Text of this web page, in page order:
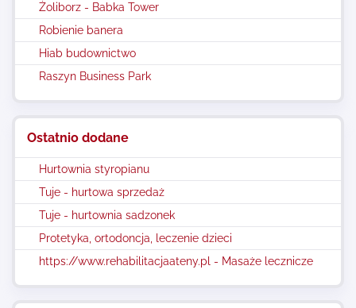
Żoliborz - Babka Tower
Robienie banera
Hiab budownictwo
Raszyn Business Park
Ostatnio dodane
Hurtownia styropianu
Tuje - hurtowa sprzedaż
Tuje - hurtownia sadzonek
Protetyka, ortodoncja, leczenie dzieci
https://www.rehabilitacjaateny.pl - Masaże lecznicze